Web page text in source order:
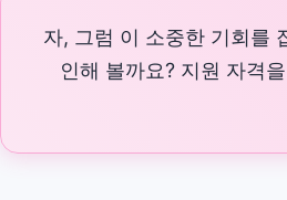
자, 그럼 이 소중한 기회를
인해 볼까요? 지원 자격